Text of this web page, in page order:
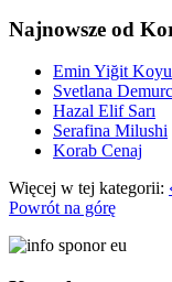
Najnowsze od
Emin Yiğit
Svetlana
Hazal Elif Sarı
Serafina Milushi
Korab Cenaj
Więcej w tej kategorii:
Powrót na górę